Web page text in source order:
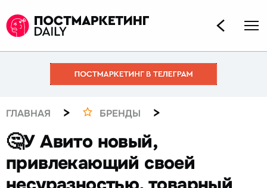
ГЛАВНАЯ > БРЕНДЫ >
🤔У Авито новый,
привлекающий своей